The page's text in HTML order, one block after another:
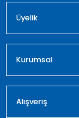
Üyelik
Kurumsal
Alışveriş